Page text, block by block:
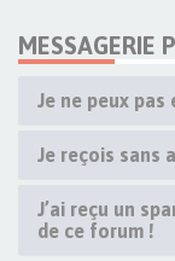
MESSAGERIE
Je ne peux pas
Je reçois sans
J’ai reçu un
de ce forum !